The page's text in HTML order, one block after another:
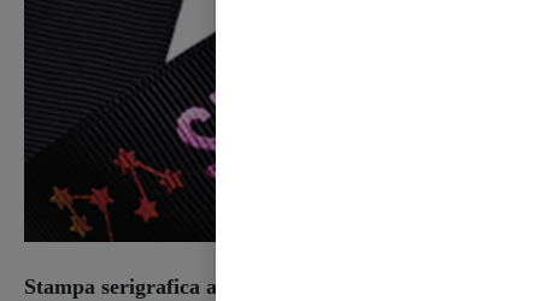
Stampa serigrafica a 1 colore